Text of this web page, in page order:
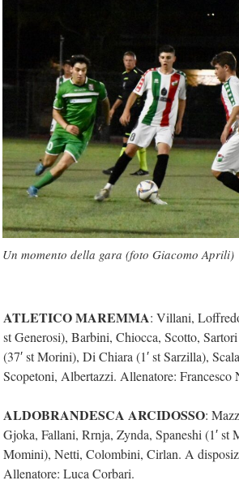
Un momento della gara (foto Giacomo Aprili)
ATLETICO MAREMMA: Villani,
st Generosi), Barbini, Chiocca, Scotto,
(37′ st Morini), Di Chiara (1′ st Sarzilla),
Scopetoni, Albertazzi. Allenatore: Francesco
ALDOBRANDESCA ARCIDOSSO:
Gjoka, Fallani, Rrnja, Zynda, Spaneshi (1′ st
Momini), Netti, Colombini, Cirlan. A
Allenatore: Luca Corbari.